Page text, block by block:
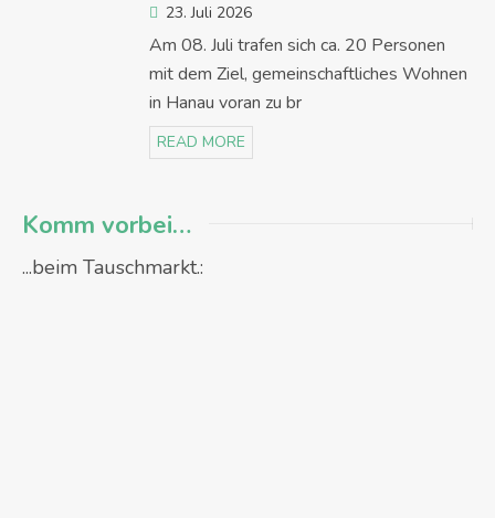
23. Juli 2026
Am 08. Juli trafen sich ca. 20 Personen
mit dem Ziel, gemeinschaftliches Wohnen
in Hanau voran zu br
READ MORE
Komm vorbei…
...beim Tauschmarkt.: